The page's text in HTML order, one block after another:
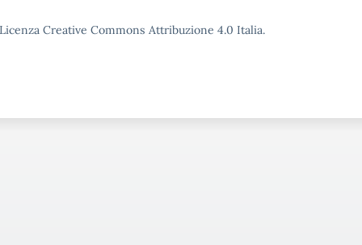
Creative Commons Attribuzione 4.0 Italia.